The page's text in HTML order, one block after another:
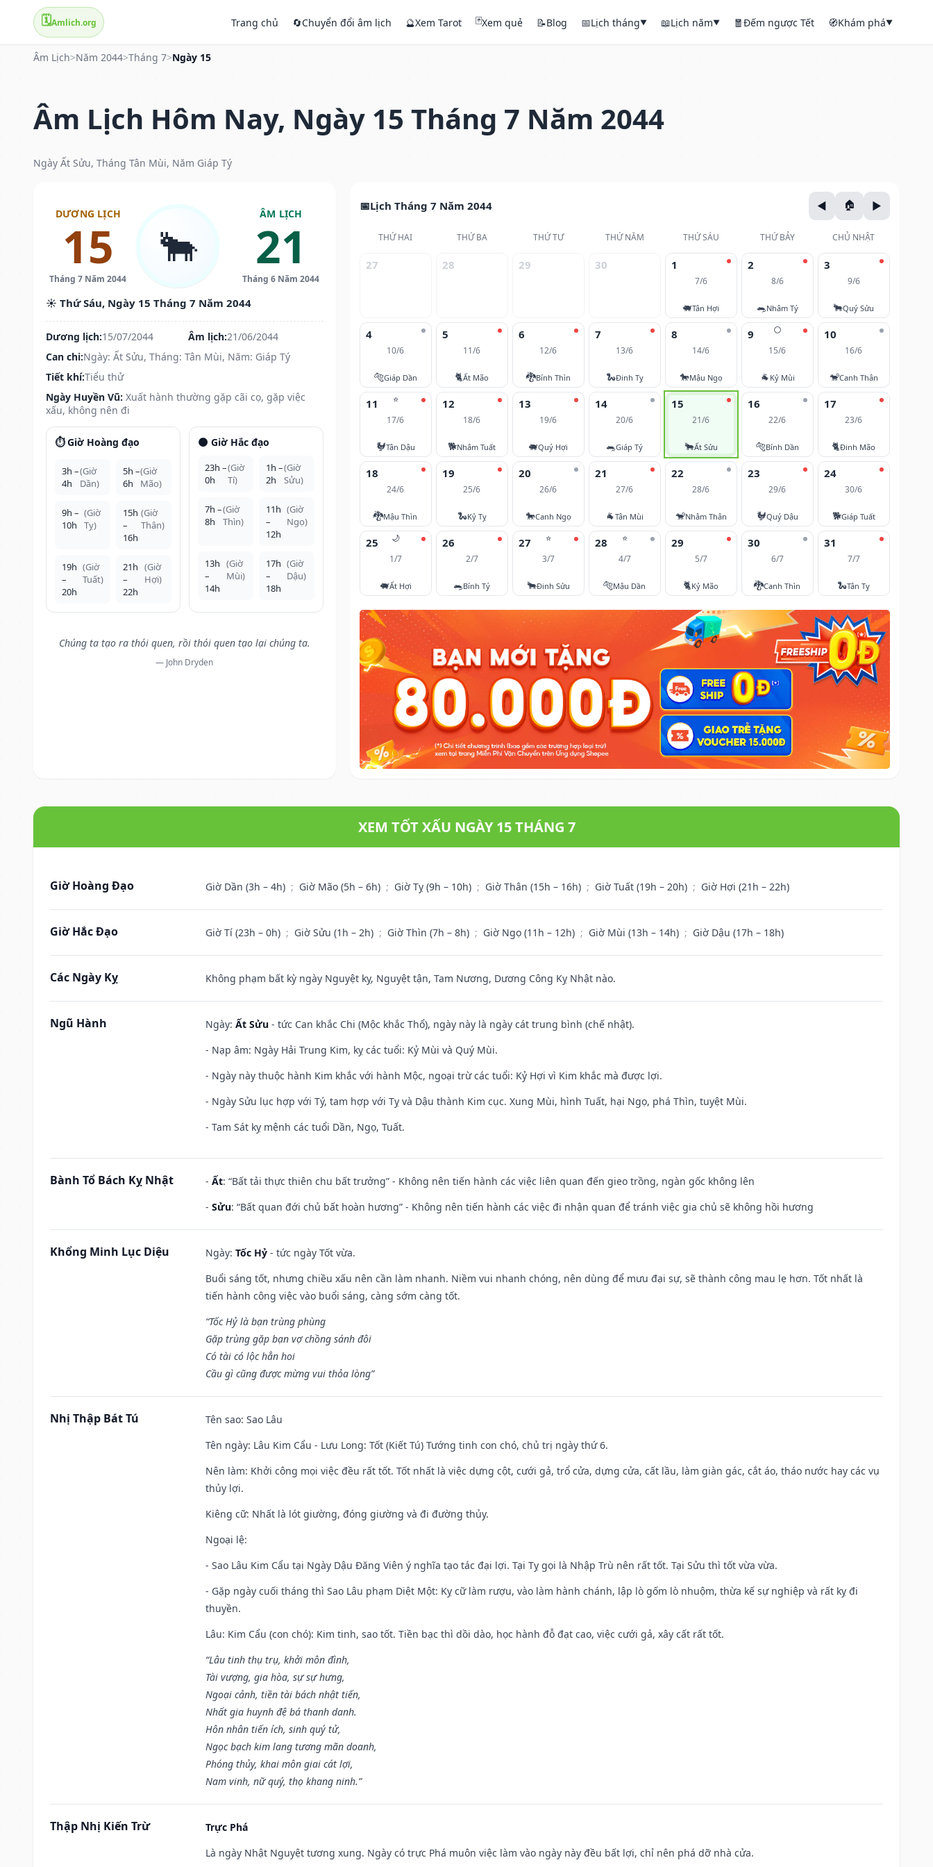
🗓️Amlich.org Trang chủ 🔄Chuyển đổi âm lịch 🔮Xem Tarot 🃏Xem quẻ 📝Blog 📅Lịch tháng▼ 📖Lịch năm▼ 🧧Đếm ngược Tết 🧭Khám phá▼
Âm Lịch>Năm 2044>Tháng 7>Ngày 15
Âm Lịch Hôm Nay, Ngày 15 Tháng 7 Năm 2044
Ngày Ất Sửu, Tháng Tân Mùi, Năm Giáp Tý
DƯƠNG LỊCH
15
Tháng 7 Năm 2044
🐂
ÂM LỊCH
21
Tháng 6 Năm 2044
☀️ Thứ Sáu, Ngày 15 Tháng 7 Năm 2044
Dương lịch:15/07/2044 Âm lịch:21/06/2044
Can chi:Ngày: Ất Sửu, Tháng: Tân Mùi, Năm: Giáp Tý
Tiết khí:Tiểu thử
Ngày Huyền Vũ: Xuất hành thường gặp cãi cọ, gặp việc
xấu, không nên đi
⏱️ Giờ Hoàng đạo
3h –
4h
(Giờ
Dần)
5h –
6h
(Giờ
Mão)
9h –
10h
(Giờ
Tỵ)
15h
–
16h
(Giờ
Thân)
19h
–
20h
(Giờ
Tuất)
21h
–
22h
(Giờ
Hợi)
🌑 Giờ Hắc đạo
23h –
0h
(Giờ
Tí)
1h –
2h
(Giờ
Sửu)
7h –
8h
(Giờ
Thìn)
11h
–
12h
(Giờ
Ngọ)
13h
–
14h
(Giờ
Mùi)
17h
–
18h
(Giờ
Dậu)
Chúng ta tạo ra thói quen, rồi thói quen tạo lại chúng ta.
— John Dryden
Lịch Tháng 7 Năm 2044
THỨ HAI THỨ BA THỨ TƯ THỨ NĂM THỨ SÁU THỨ BẢY CHỦ NHẬT
27 28 29 30 1
7/6
🐖Tân Hợi
2
8/6
🐀Nhâm Tý
3
9/6
🐂Quý Sửu
4
10/6
🐅Giáp Dần
5
11/6
🐈Ất Mão
6
12/6
🐉Bính Thìn
7
13/6
🐍Đinh Tỵ
8
14/6
🐎Mậu Ngọ
🌕
9
15/6
🐐 Kỷ Mùi
10
16/6
🐒Canh Thân
⭐
11
17/6
🐓Tân Dậu
12
18/6
🐕Nhâm Tuất
13
19/6
🐖Quý Hợi
14
20/6
🐀Giáp Tý
15
21/6
🐂Ất Sửu
16
22/6
🐅Bính Dần
17
23/6
🐈Đinh Mão
18
24/6
🐉Mậu Thìn
19
25/6
🐍Kỷ Tỵ
20
26/6
🐎Canh Ngọ
21
27/6
🐐Tân Mùi
22
28/6
🐒Nhâm Thân
23
29/6
🐓Quý Dậu
24
30/6
🐕Giáp Tuất
🌙
25
1/7
🐖Ất Hợi
26
2/7
🐀Bính Tý
⭐
27
3/7
🐂Đinh Sửu
⭐
28
4/7
🐅Mậu Dần
29
5/7
🐈Kỷ Mão
30
6/7
🐉Canh Thìn
31
7/7
🐍Tân Tỵ
XEM TỐT XẤU NGÀY 15 THÁNG 7
Giờ Hoàng Đạo Giờ Dần (3h – 4h) ; Giờ Mão (5h – 6h) ; Giờ Tỵ (9h – 10h) ; Giờ Thân (15h – 16h) ; Giờ Tuất (19h – 20h) ; Giờ Hợi (21h – 22h)
Giờ Hắc Đạo Giờ Tí (23h – 0h) ; Giờ Sửu (1h – 2h) ; Giờ Thìn (7h – 8h) ; Giờ Ngọ (11h – 12h) ; Giờ Mùi (13h – 14h) ; Giờ Dậu (17h – 18h)
Các Ngày Kỵ Không phạm bất kỳ ngày Nguyệt kỵ, Nguyệt tận, Tam Nương, Dương Công Kỵ Nhật nào.
Ngũ Hành Ngày: Ất Sửu - tức Can khắc Chi (Mộc khắc Thổ), ngày này là ngày cát trung bình (chế nhật).
- Nạp âm: Ngày Hải Trung Kim, kỵ các tuổi: Kỷ Mùi và Quý Mùi.
- Ngày này thuộc hành Kim khắc với hành Mộc, ngoại trừ các tuổi: Kỷ Hợi vì Kim khắc mà được lợi.
- Ngày Sửu lục hợp với Tý, tam hợp với Tỵ và Dậu thành Kim cục. Xung Mùi, hình Tuất, hại Ngọ, phá Thìn, tuyệt Mùi.
- Tam Sát kỵ mệnh các tuổi Dần, Ngọ, Tuất.
Bành Tổ Bách Kỵ Nhật - Ất: “Bất tải thực thiên chu bất trưởng” - Không nên tiến hành các việc liên quan đến gieo trồng, ngàn gốc không lên
- Sửu: “Bất quan đới chủ bất hoàn hương” - Không nên tiến hành các việc đi nhận quan để tránh việc gia chủ sẽ không hồi hương
Khổng Minh Lục Diệu Ngày: Tốc Hỷ - tức ngày Tốt vừa.
Buổi sáng tốt, nhưng chiều xấu nên cần làm nhanh. Niềm vui nhanh chóng, nên dùng để mưu đại sự, sẽ thành công mau lẹ hơn. Tốt nhất là
tiến hành công việc vào buổi sáng, càng sớm càng tốt.
“Tốc Hỷ là bạn trùng phùng
Gặp trùng gặp bạn vợ chồng sánh đôi
Có tài có lộc hẳn hoi
Cầu gì cũng được mừng vui thỏa lòng”
Nhị Thập Bát Tú Tên sao: Sao Lâu
Tên ngày: Lâu Kim Cẩu - Lưu Long: Tốt (Kiết Tú) Tướng tinh con chó, chủ trị ngày thứ 6.
Nên làm: Khởi công mọi việc đều rất tốt. Tốt nhất là việc dựng cột, cưới gả, trổ cửa, dựng cửa, cất lầu, làm giàn gác, cắt áo, tháo nước hay các vụ
thủy lợi.
Kiêng cữ: Nhất là lót giường, đóng giường và đi đường thủy.
Ngoại lệ:
- Sao Lâu Kim Cẩu tại Ngày Dậu Đăng Viên ý nghĩa tạo tác đại lợi. Tại Tỵ gọi là Nhập Trù nên rất tốt. Tại Sửu thì tốt vừa vừa.
- Gặp ngày cuối tháng thì Sao Lâu phạm Diệt Một: Kỵ cữ làm rượu, vào làm hành chánh, lập lò gốm lò nhuộm, thừa kế sự nghiệp và rất kỵ đi
thuyền.
Lâu: Kim Cẩu (con chó): Kim tinh, sao tốt. Tiền bạc thì dồi dào, học hành đỗ đạt cao, việc cưới gả, xây cất rất tốt.
“Lâu tinh thụ trụ, khởi môn đình,
Tài vượng, gia hòa, sự sự hưng,
Ngoại cảnh, tiền tài bách nhật tiến,
Nhất gia huynh đệ bá thanh danh.
Hôn nhân tiến ích, sinh quý tử,
Ngọc bạch kim lang tương mãn doanh,
Phóng thủy, khai môn giai cát lợi,
Nam vinh, nữ quý, thọ khang ninh.”
Thập Nhị Kiến Trừ
Trực Phá
Là ngày Nhật Nguyệt tương xung. Ngày có trực Phá muôn việc làm vào ngày này đều bất lợi, chỉ nên phá dỡ nhà cửa.